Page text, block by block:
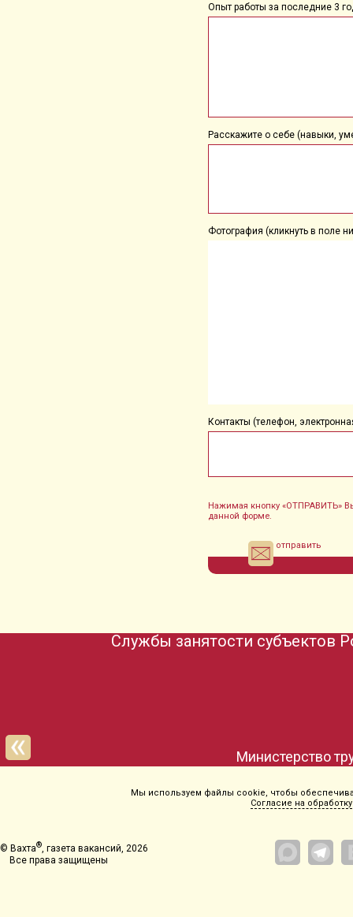
Опыт работы за последние 3
Расскажите о себе (навыки,
Фотография (кликнуть в поле
Контакты (телефон,
Нажимая кнопку «ОТПРАВИТЬ»
данной форме.
отправить
Министерство
Службы занятости субъектов
Мы используем файлы cookie, чтобы
Согласие на обработку
© Вахта® , газета вакансий, 2026
Все права защищены